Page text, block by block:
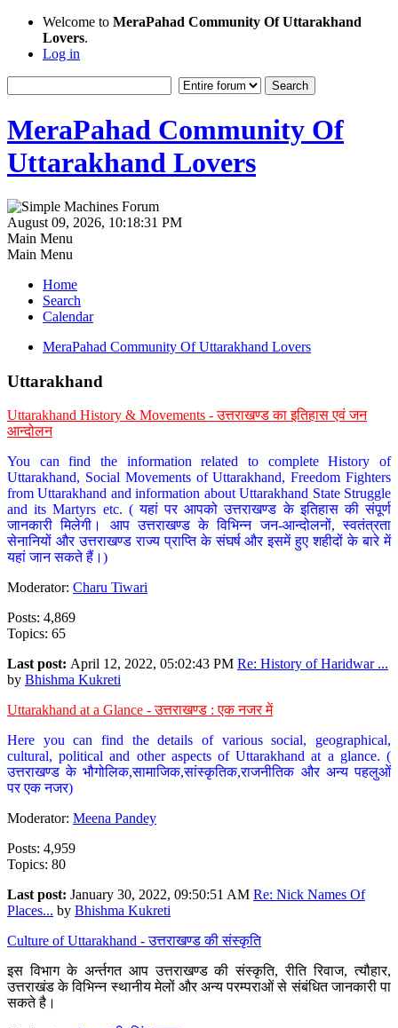
Welcome to MeraPahad Community Of Uttarakhand
Lovers.
Log in
MeraPahad Community Of
Uttarakhand Lovers
August 09, 2026, 10:18:31 PM
Main Menu
Main Menu
Home
Search
Calendar
MeraPahad Community Of Uttarakhand Lovers
Uttarakhand
Uttarakhand History & Movements - उत्तराखण्ड का इतिहास एवं जन
आन्दोलन
You can find the information related to complete History of
Uttarakhand, Social Movements of Uttarakhand, Freedom Fighters
from Uttarakhand and information about Uttarakhand State Struggle
and its Martyrs etc. ( यहां पर आपको उत्तराखण्ड के इतिहास की संपूर्ण
जानकारी मिलेगी। आप उत्तराखण्ड के विभिन्न जन-आन्दोलनों, स्वतंत्रता
सेनानियों और उत्तराखण्ड राज्य प्राप्ति के संघर्ष और इसमें हुए शहीदों के बारे में
यहां जान सकते हैं।)
Moderator: Charu Tiwari
Posts: 4,869
Topics: 65
Last post: April 12, 2022, 05:02:43 PM Re: History of Haridwar ...
by Bhishma Kukreti
Uttarakhand at a Glance - उत्तराखण्ड : एक नजर में
Here you can find the details of various social, geographical,
cultural, political and other aspects of Uttarakhand at a glance. (
उत्तराखण्ड के भौगोलिक,सामाजिक,सांस्कृतिक,राजनीतिक और अन्य पहलुओं
पर एक नजर)
Moderator: Meena Pandey
Posts: 4,959
Topics: 80
Last post: January 30, 2022, 09:50:51 AM Re: Nick Names Of
Places... by Bhishma Kukreti
Culture of Uttarakhand - उत्तराखण्ड की संस्कृति
इस विभाग के अर्न्तगत आप उत्तराखण्ड की संस्कृति, रीति रिवाज, त्यौहार,
उत्तराखंड के विभिन्न स्थानीय मेलों और अन्य परम्पराओं से संबंधित जानकारी पा
सकते है।